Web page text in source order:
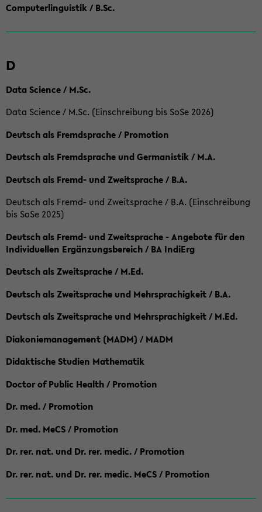
Computerlinguistik / B.Sc.
D
Data Science / M.Sc.
Data Science / M.Sc. (Einschreibung bis SoSe 2026)
Deutsch als Fremdsprache / Promotion
Deutsch als Fremdsprache und Germanistik / M.A.
Deutsch als Fremd- und Zweitsprache / B.A.
Deutsch als Fremd- und Zweitsprache / B.A. (Einschreibung
bis SoSe 2025)
Deutsch als Fremd- und Zweitsprache - Angebote für den
Individuellen Ergänzungsbereich / BA IndiErg
Deutsch als Zweitsprache / M.Ed.
Deutsch als Zweitsprache und Mehrsprachigkeit / B.A.
Deutsch als Zweitsprache und Mehrsprachigkeit / M.Ed.
Diakoniemanagement (MADM) / MADM
Didaktische Studien Mathematik
Doctor of Public Health / Promotion
Dr. med. / Promotion
Dr. med. MeCS / Promotion
Dr. rer. nat. und Dr. rer. medic. / Promotion
Dr. rer. nat. und Dr. rer. medic. MeCS / Promotion